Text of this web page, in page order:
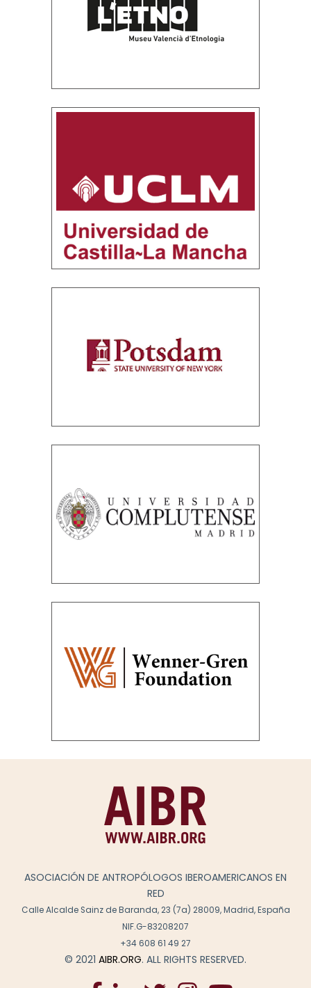
ASOCIACIÓN DE ANTROPÓLOGOS IBEROAMERICANOS EN
RED
Calle Alcalde Sainz de Baranda, 23 (7a) 28009, Madrid, España
NIF.G-83208207
+34 608 61 49 27
© 2021 AIBR.ORG. ALL RIGHTS RESERVED.